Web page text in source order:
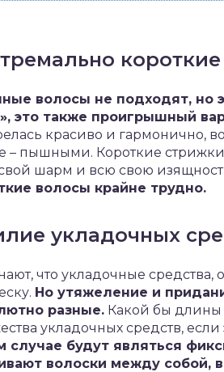
волосы не подходят, но
это также проигрышный
красиво и гармонично,
– пышными. Короткие стрижки
шарм и всю свою
волосы крайне трудно.
укладочных
что укладочные
Но утяжеление и
разные. Какой бы длины
укладочных средств,
случае будут являться
волоски между собой,